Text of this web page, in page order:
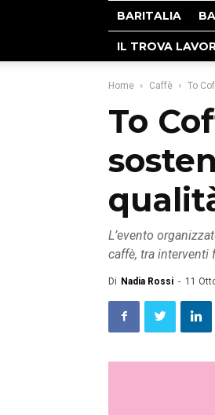
BARITALIA
IL TROVA
Home Caffè To
To
L’evento
caffè, tra interventi
Di Nadia Rossi - 11